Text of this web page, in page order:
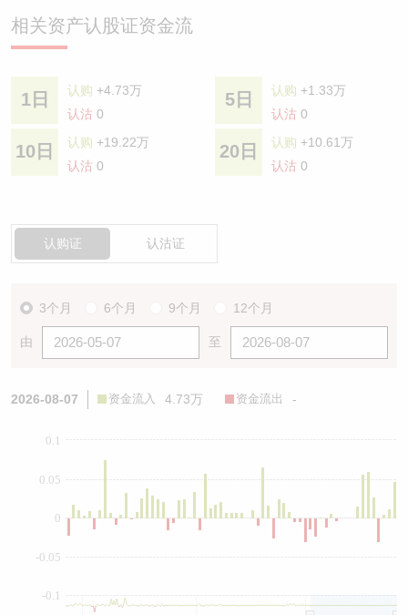
相关资产认股证资金流
1日 认购 +4.73万
认沽 0
5日 认购 +1.33万
认沽 0
10日 认购 +19.22万
认沽 0
20日 认购 +10.61万
认沽 0
认购证 认沽证
3个月 6个月 9个月 12个月
由 至
2026-08-07 资金流入 4.73万 资金流出 -
0
-0.1
-0.05
0.05
0.1